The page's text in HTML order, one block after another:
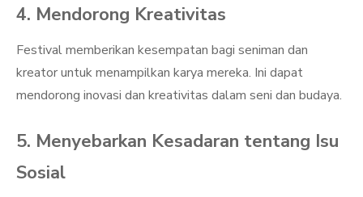
4. Mendorong Kreativitas
Festival memberikan kesempatan bagi seniman dan
kreator untuk menampilkan karya mereka. Ini dapat
mendorong inovasi dan kreativitas dalam seni dan budaya.
5. Menyebarkan Kesadaran tentang Isu
Sosial